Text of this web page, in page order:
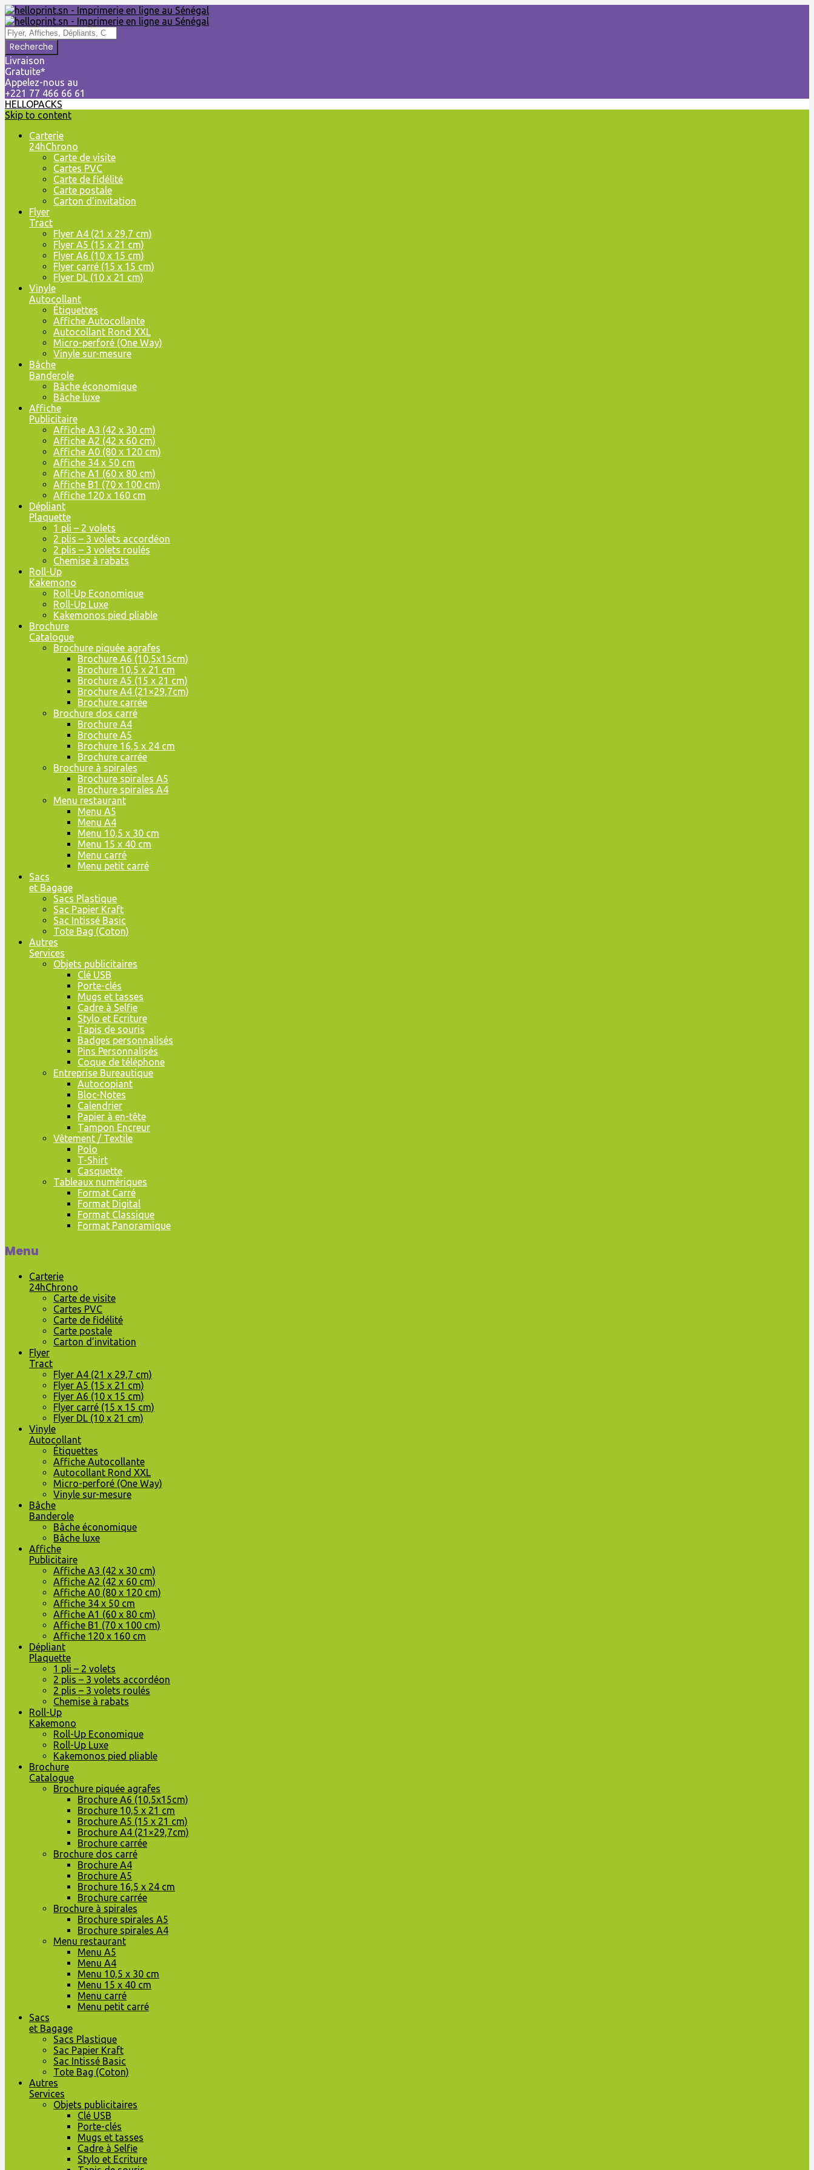
Livraison
Gratuite*
Appelez-nous au
+221 77 466 66 61
HELLOPACKS
Skip to content
Carterie
24hChrono
Carte de visite
Cartes PVC
Carte de fidélité
Carte postale
Carton d’invitation
Flyer
Tract
Flyer A4 (21 x 29,7 cm)
Flyer A5 (15 x 21 cm)
Flyer A6 (10 x 15 cm)
Flyer carré (15 x 15 cm)
Flyer DL (10 x 21 cm)
Vinyle
Autocollant
Étiquettes
Affiche Autocollante
Autocollant Rond XXL
Micro-perforé (One Way)
Vinyle sur-mesure
Bâche
Banderole
Bâche économique
Bâche luxe
Affiche
Publicitaire
Affiche A3 (42 x 30 cm)
Affiche A2 (42 x 60 cm)
Affiche A0 (80 x 120 cm)
Affiche 34 x 50 cm
Affiche A1 (60 x 80 cm)
Affiche B1 (70 x 100 cm)
Affiche 120 x 160 cm
Dépliant
Plaquette
1 pli – 2 volets
2 plis – 3 volets accordéon
2 plis – 3 volets roulés
Chemise à rabats
Roll-Up
Kakemono
Roll-Up Economique
Roll-Up Luxe
Kakemonos pied pliable
Brochure
Catalogue
Brochure piquée agrafes
Brochure A6 (10,5x15cm)
Brochure 10,5 x 21 cm
Brochure A5 (15 x 21 cm)
Brochure A4 (21×29,7cm)
Brochure carrée
Brochure dos carré
Brochure A4
Brochure A5
Brochure 16,5 x 24 cm
Brochure carrée
Brochure à spirales
Brochure spirales A5
Brochure spirales A4
Menu restaurant
Menu A5
Menu A4
Menu 10,5 x 30 cm
Menu 15 x 40 cm
Menu carré
Menu petit carré
Sacs
et Bagage
Sacs Plastique
Sac Papier Kraft
Sac Intissé Basic
Tote Bag (Coton)
Autres
Services
Objets publicitaires
Clé USB
Porte-clés
Mugs et tasses
Cadre à Selfie
Stylo et Ecriture
Tapis de souris
Badges personnalisés
Pins Personnalisés
Coque de téléphone
Entreprise Bureautique
Autocopiant
Bloc-Notes
Calendrier
Papier à en-tête
Tampon Encreur
Vêtement / Textile
Polo
T-Shirt
Casquette
Tableaux numériques
Format Carré
Format Digital
Format Classique
Format Panoramique
Menu
Carterie
24hChrono
Carte de visite
Cartes PVC
Carte de fidélité
Carte postale
Carton d’invitation
Flyer
Tract
Flyer A4 (21 x 29,7 cm)
Flyer A5 (15 x 21 cm)
Flyer A6 (10 x 15 cm)
Flyer carré (15 x 15 cm)
Flyer DL (10 x 21 cm)
Vinyle
Autocollant
Étiquettes
Affiche Autocollante
Autocollant Rond XXL
Micro-perforé (One Way)
Vinyle sur-mesure
Bâche
Banderole
Bâche économique
Bâche luxe
Affiche
Publicitaire
Affiche A3 (42 x 30 cm)
Affiche A2 (42 x 60 cm)
Affiche A0 (80 x 120 cm)
Affiche 34 x 50 cm
Affiche A1 (60 x 80 cm)
Affiche B1 (70 x 100 cm)
Affiche 120 x 160 cm
Dépliant
Plaquette
1 pli – 2 volets
2 plis – 3 volets accordéon
2 plis – 3 volets roulés
Chemise à rabats
Roll-Up
Kakemono
Roll-Up Economique
Roll-Up Luxe
Kakemonos pied pliable
Brochure
Catalogue
Brochure piquée agrafes
Brochure A6 (10,5x15cm)
Brochure 10,5 x 21 cm
Brochure A5 (15 x 21 cm)
Brochure A4 (21×29,7cm)
Brochure carrée
Brochure dos carré
Brochure A4
Brochure A5
Brochure 16,5 x 24 cm
Brochure carrée
Brochure à spirales
Brochure spirales A5
Brochure spirales A4
Menu restaurant
Menu A5
Menu A4
Menu 10,5 x 30 cm
Menu 15 x 40 cm
Menu carré
Menu petit carré
Sacs
et Bagage
Sacs Plastique
Sac Papier Kraft
Sac Intissé Basic
Tote Bag (Coton)
Autres
Services
Objets publicitaires
Clé USB
Porte-clés
Mugs et tasses
Cadre à Selfie
Stylo et Ecriture